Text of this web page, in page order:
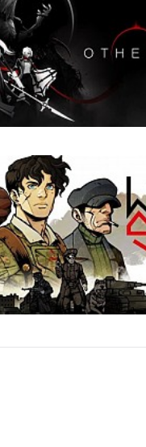
Valakas Story
Othercide